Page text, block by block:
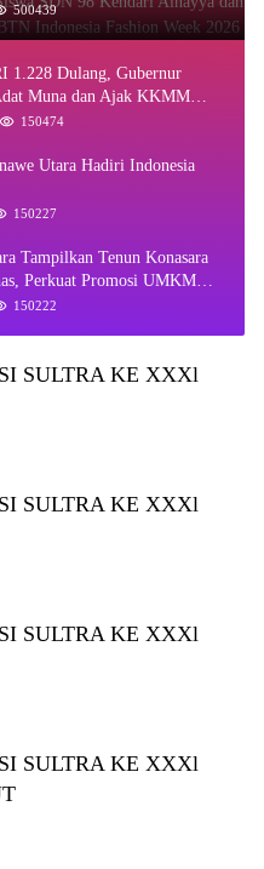
Week 2026
500439
1.228 Dulang, Gubernur
Muna dan Ajak KKMM
150474
Utara Hadiri Indonesia
150227
Tampilkan Tenun Konasara
Perkuat Promosi UMKM
150222
SULTRA KE XXXl
SULTRA KE XXXl
SULTRA KE XXXl
SULTRA KE XXXl